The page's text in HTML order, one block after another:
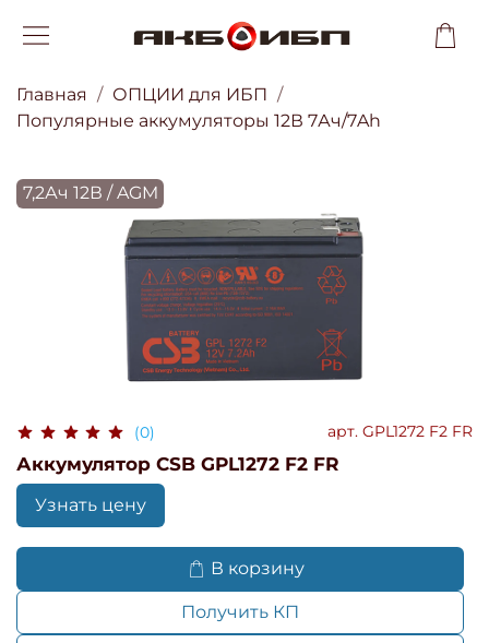
Главная
ОПЦИИ для ИБП
Популярные аккумуляторы 12В 7Ач/7Ah
7,2Ач 12В / AGM
(0) арт. GPL1272 F2 FR
Аккумулятор CSB GPL1272 F2 FR
Узнать цену
В корзину
Получить КП